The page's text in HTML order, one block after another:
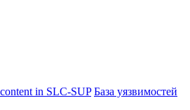
in SLC-SUP База уязвимостей